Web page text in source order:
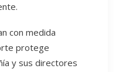
con medida
protege
y sus directores